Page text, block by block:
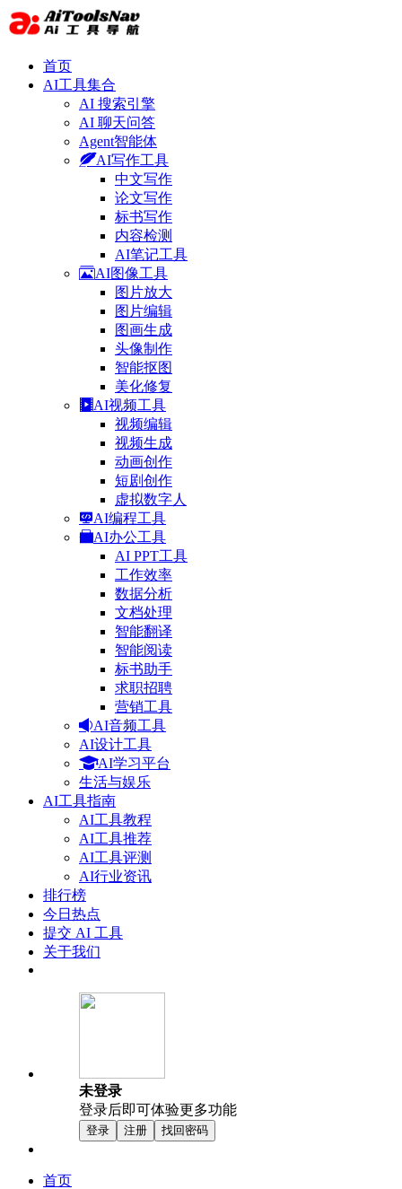
首页
AI工具集合
AI 搜索引擎
AI 聊天问答
Agent智能体
AI写作工具
中文写作
论文写作
标书写作
内容检测
AI笔记工具
AI图像工具
图片放大
图片编辑
图画生成
头像制作
智能抠图
美化修复
AI视频工具
视频编辑
视频生成
动画创作
短剧创作
虚拟数字人
AI编程工具
AI办公工具
AI PPT工具
工作效率
数据分析
文档处理
智能翻译
智能阅读
标书助手
求职招聘
营销工具
AI音频工具
AI设计工具
AI学习平台
生活与娱乐
AI工具指南
AI工具教程
AI工具推荐
AI工具评测
AI行业资讯
排行榜
今日热点
提交 AI 工具
关于我们
未登录
登录后即可体验更多功能
登录 注册 找回密码
首页